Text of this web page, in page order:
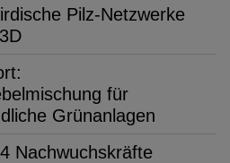
Pilz-Netzwerke
für
Grünanlagen
Nachwuchskräfte